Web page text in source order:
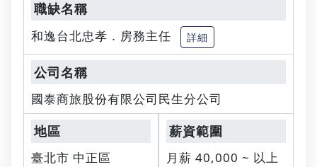
和逸台北忠孝．房務主任 詳細
國泰商旅股份有限公司民生分公司
臺北市 中正區 月薪 40,000 ~ 以上